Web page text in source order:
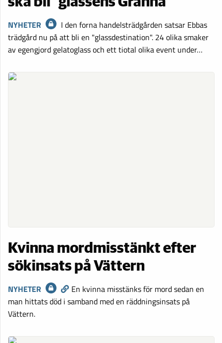
NYHETER
I den forna handelsträdgården satsar Ebbas
trädgård nu på att bli en "glassdestination". 24 olika smaker
av egengjord gelatoglass och ett tiotal olika event under…
Kvinna mordmisstänkt efter
sökinsats på Vättern
NYHETER
En kvinna misstänks för mord sedan en
man hittats död i samband med en räddningsinsats på
Vättern.